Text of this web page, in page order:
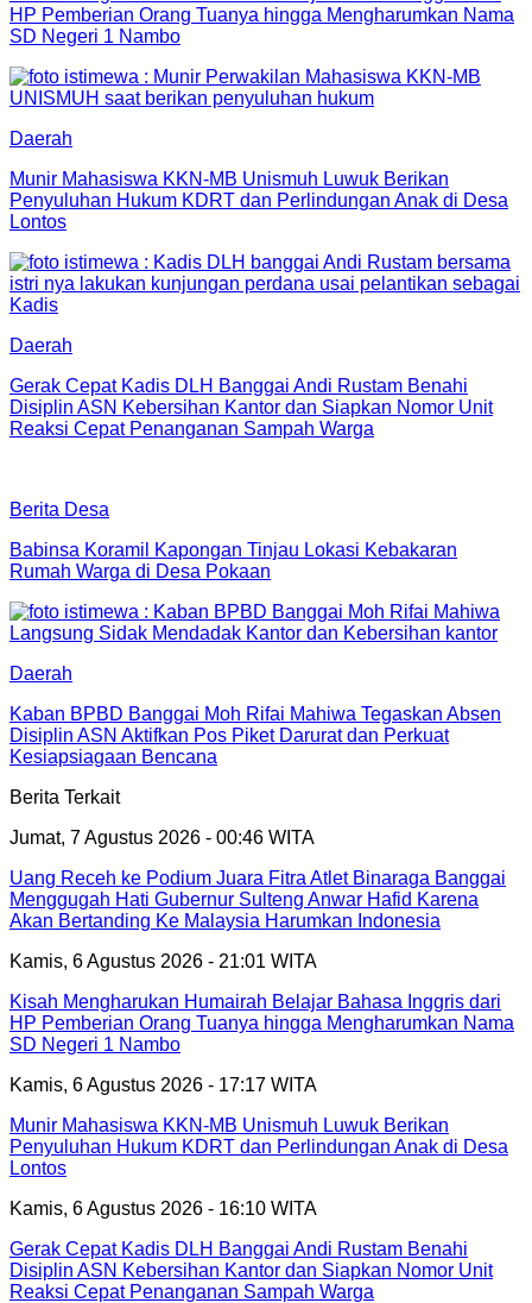
HP Pemberian Orang Tuanya hingga Mengharumkan Nama
SD Negeri 1 Nambo
Daerah
Munir Mahasiswa KKN-MB Unismuh Luwuk Berikan
Penyuluhan Hukum KDRT dan Perlindungan Anak di Desa
Lontos
Daerah
Gerak Cepat Kadis DLH Banggai Andi Rustam Benahi
Disiplin ASN Kebersihan Kantor dan Siapkan Nomor Unit
Reaksi Cepat Penanganan Sampah Warga
Berita Desa
Babinsa Koramil Kapongan Tinjau Lokasi Kebakaran
Rumah Warga di Desa Pokaan
Daerah
Kaban BPBD Banggai Moh Rifai Mahiwa Tegaskan Absen
Disiplin ASN Aktifkan Pos Piket Darurat dan Perkuat
Kesiapsiagaan Bencana
Berita Terkait
Jumat, 7 Agustus 2026 - 00:46 WITA
Uang Receh ke Podium Juara Fitra Atlet Binaraga Banggai
Menggugah Hati Gubernur Sulteng Anwar Hafid Karena
Akan Bertanding Ke Malaysia Harumkan Indonesia
Kamis, 6 Agustus 2026 - 21:01 WITA
Kisah Mengharukan Humairah Belajar Bahasa Inggris dari
HP Pemberian Orang Tuanya hingga Mengharumkan Nama
SD Negeri 1 Nambo
Kamis, 6 Agustus 2026 - 17:17 WITA
Munir Mahasiswa KKN-MB Unismuh Luwuk Berikan
Penyuluhan Hukum KDRT dan Perlindungan Anak di Desa
Lontos
Kamis, 6 Agustus 2026 - 16:10 WITA
Gerak Cepat Kadis DLH Banggai Andi Rustam Benahi
Disiplin ASN Kebersihan Kantor dan Siapkan Nomor Unit
Reaksi Cepat Penanganan Sampah Warga